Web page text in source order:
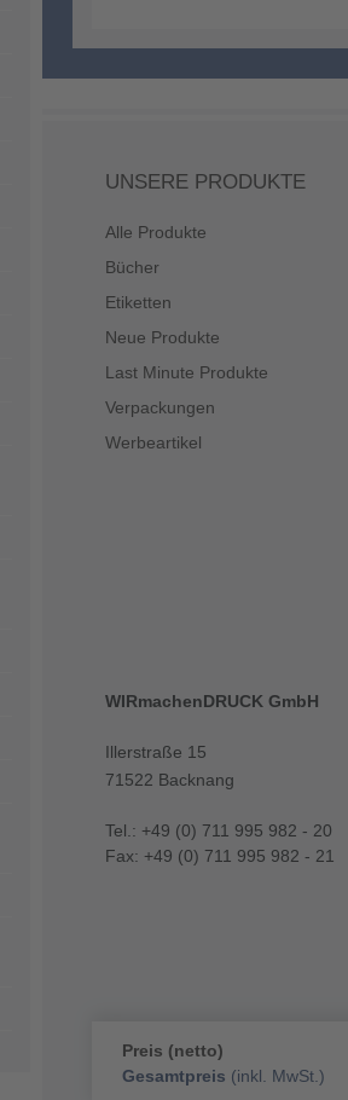
Preis (netto)
Gesamtpreis (inkl. MwSt.)
UNSERE PRODUKTE
Alle Produkte
Bücher
Etiketten
Neue Produkte
Last Minute Produkte
Verpackungen
Werbeartikel
WIRmachenDRUCK GmbH
Illerstraße 15
71522 Backnang
Tel.: +49 (0) 711 995 982 - 20
Fax: +49 (0) 711 995 982 - 21